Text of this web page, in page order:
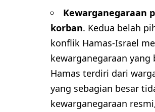
Kewarganegaraan
korban. Kedua belah
konflik Hamas-Israel
kewarganegaraan yang
Hamas terdiri dari
yang sebagian besar
kewarganegaraan